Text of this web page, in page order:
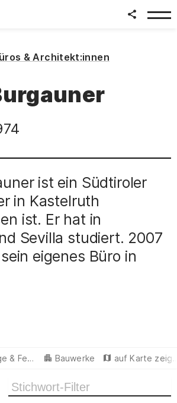
& Architekt:innen)
ist ein Südtiroler
in Kastelruth
ist. Er hat in
Sevilla studiert. 2007
eigenes Büro in
Featured Bauwerke auf Karte zeigen
Ergebnisse filtern